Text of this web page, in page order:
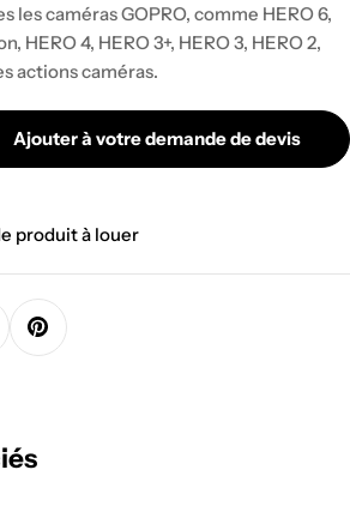
les caméras GOPRO, comme HERO 6,
HERO 4, HERO 3+, HERO 3, HERO 2,
actions caméras.
pour FIXATION SERRE TÊTE
la quantité pour FIXATION
Ajouter à votre demande de devis
produit à louer